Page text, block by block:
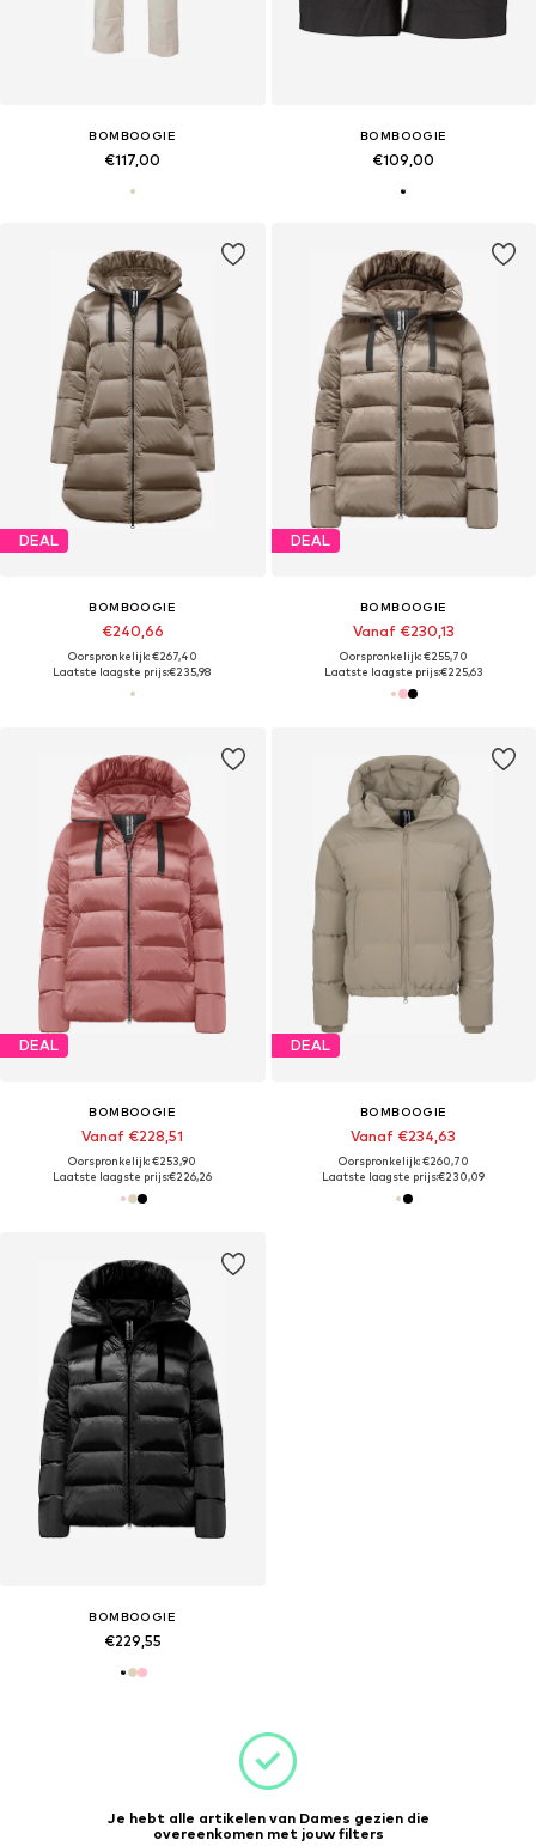
BOMBOOGIE
€117,00
BOMBOOGIE
€109,00
DEAL
BOMBOOGIE
€240,66
Oorspronkelijk: €267,40
Laatste laagste prijs:€235,98
DEAL
BOMBOOGIE
Vanaf €230,13
Oorspronkelijk: €255,70
Laatste laagste prijs:€225,63
DEAL
BOMBOOGIE
Vanaf €228,51
Oorspronkelijk: €253,90
Laatste laagste prijs:€226,26
DEAL
BOMBOOGIE
Vanaf €234,63
Oorspronkelijk: €260,70
Laatste laagste prijs:€230,09
BOMBOOGIE
€229,55
Je hebt alle artikelen van Dames gezien die
overeenkomen met jouw filters